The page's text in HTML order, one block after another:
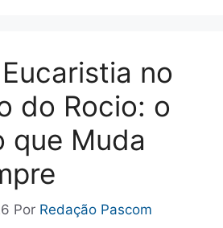
no
do Rocio: o
que Muda
Por Redação Pascom